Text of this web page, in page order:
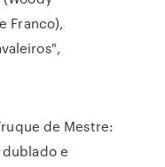
Franco),
de Mestre:
dublado e